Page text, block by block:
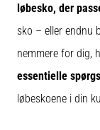
hurtighed,
smidighed
og
retningsskift.
Hvordan
den
løbesko, der
sko – eller endnu
nemmere for dig,
essentielle
løbeskoene i din